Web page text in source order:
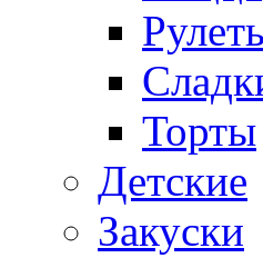
Торты
Детские
Закуски